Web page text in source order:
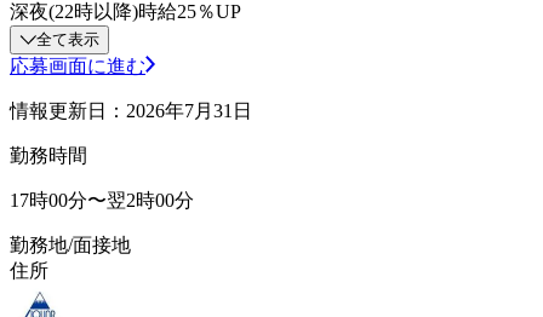
深夜(22時以降)時給25％UP
全て表示
応募画面に進む
情報更新日：2026年7月31日
勤務時間
17時00分〜翌2時00分
勤務地/面接地
住所